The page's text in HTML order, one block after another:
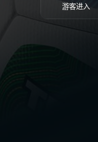
游客进入